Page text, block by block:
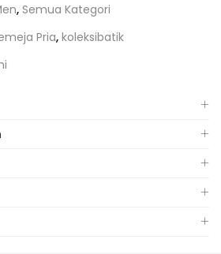
, Semua Kategori
Pria, koleksibatik